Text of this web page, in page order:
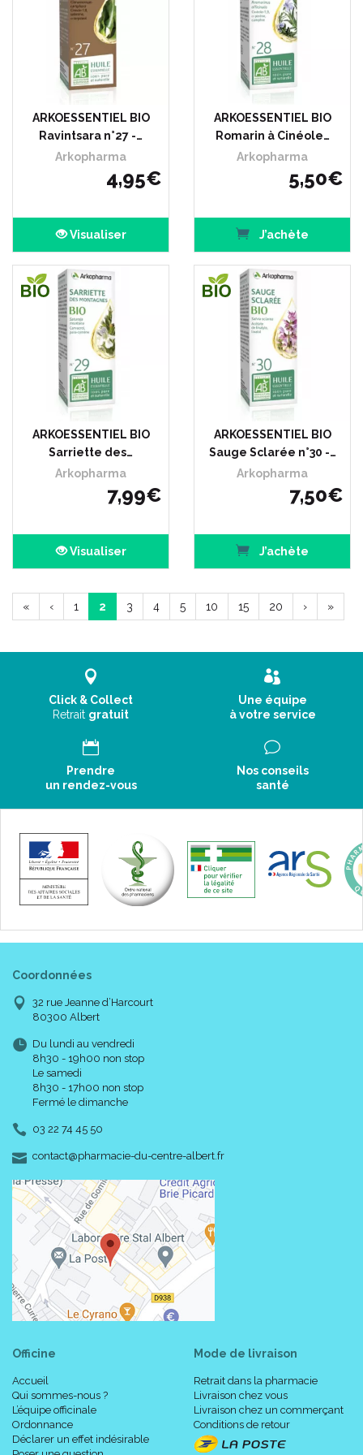
ARKOESSENTIEL BIO
Ravintsara n°27 -…
Arkopharma
4,95€
Visualiser
ARKOESSENTIEL BIO
Romarin à Cinéole…
Arkopharma
5,50€
J’achète
ARKOESSENTIEL BIO
Sarriette des…
Arkopharma
7,99€
Visualiser
ARKOESSENTIEL BIO
Sauge Sclarée n°30 -…
Arkopharma
7,50€
J’achète
« ‹ 1 2 3 4 5 10 15 20 › »
Click & Collect
Retrait gratuit
Une équipe
à votre service
Prendre
un rendez-vous
Nos conseils
santé
Coordonnées
32 rue Jeanne d’Harcourt
80300 Albert
Du lundi au vendredi
8h30 - 19h00 non stop
Le samedi
8h30 - 17h00 non stop
Fermé le dimanche
03 22 74 45 50
contact-
@-
pharmacie-du-centre-albert.fr
Officine
Accueil
Qui sommes-nous ?
L’équipe officinale
Ordonnance
Déclarer un effet indésirable
Mode de livraison
Retrait dans la pharmacie
Livraison chez vous
Livraison chez un commerçant
Conditions de retour